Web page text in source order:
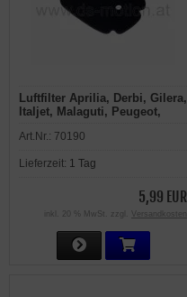
Luftfilter Aprilia, Derbi, Gilera,
Italjet, Malaguti, Peugeot,
Art.Nr.: 70190
Lieferzeit: 1 Tag
5,99 EUR
inkl. 20 % MwSt. zzgl. Versandkosten